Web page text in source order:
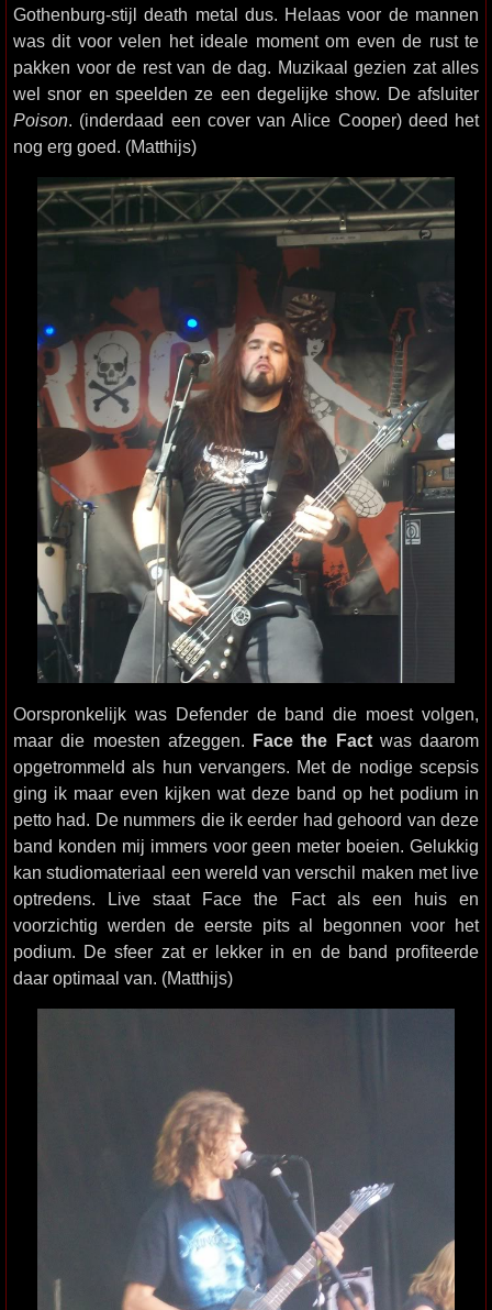
Gothenburg-stijl death metal dus. Helaas voor de mannen
was dit voor velen het ideale moment om even de rust te
pakken voor de rest van de dag. Muzikaal gezien zat alles
wel snor en speelden ze een degelijke show. De afsluiter
Poison. (inderdaad een cover van Alice Cooper) deed het
nog erg goed. (Matthijs)
Oorspronkelijk was Defender de band die moest volgen,
maar die moesten afzeggen. Face the Factwas daarom
opgetrommeld als hun vervangers. Met de nodige scepsis
ging ik maar even kijken wat deze band op het podium in
petto had. De nummers die ik eerder had gehoord van deze
band konden mij immers voor geen meter boeien. Gelukkig
kan studiomateriaal een wereld van verschil maken met live
optredens. Live staat Face the Fact als een huis en
voorzichtig werden de eerste pits al begonnen voor het
podium. De sfeer zat er lekker in en de band profiteerde
daar optimaal van. (Matthijs)